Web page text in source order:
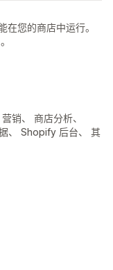
您的商店中运行。
。
销、 商店分析、
、 Shopify 后台、 其